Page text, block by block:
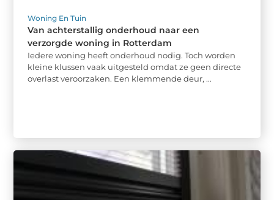
Woning En Tuin
Van achterstallig onderhoud naar een
verzorgde woning in Rotterdam
Iedere woning heeft onderhoud nodig. Toch worden
kleine klussen vaak uitgesteld omdat ze geen directe
overlast veroorzaken. Een klemmende deur, ...